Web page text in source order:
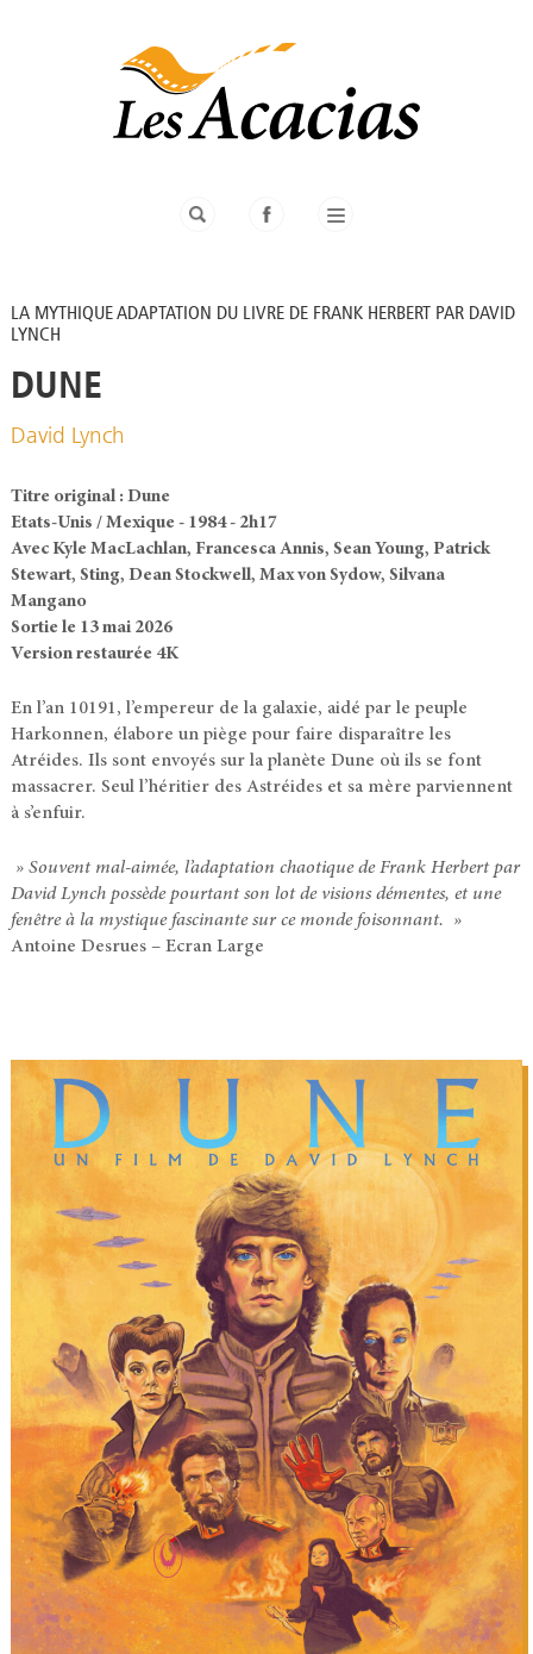
LA MYTHIQUE ADAPTATION DU LIVRE DE FRANK HERBERT PAR DAVID
LYNCH
DUNE
David Lynch
Titre original : Dune
Etats-Unis / Mexique - 1984 - 2h17
Avec Kyle MacLachlan, Francesca Annis, Sean Young, Patrick
Stewart, Sting, Dean Stockwell, Max von Sydow, Silvana
Mangano
Sortie le 13 mai 2026
Version restaurée 4K
En l’an 10191, l’empereur de la galaxie, aidé par le peuple
Harkonnen, élabore un piège pour faire disparaître les
Atréides. Ils sont envoyés sur la planète Dune où ils se font
massacrer. Seul l’héritier des Astréides et sa mère parviennent
à s’enfuir.
» Souvent mal-aimée, l’adaptation chaotique de Frank Herbert par
David Lynch possède pourtant son lot de visions démentes, et une
fenêtre à la mystique fascinante sur ce monde foisonnant. »
Antoine Desrues – Ecran Large